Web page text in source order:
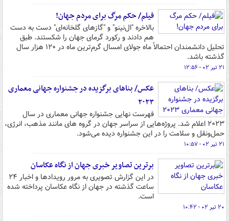
فیلم/ حکم مرگ برای مردم جهان!
بالاخره "ال‌نینو" و "گازهای گلخانه‌ای" دست به دست
هم دادند و رکورد گرمای جهان را شکستند. طبق
تحلیل دانشمندان احتمالاً ماه جولای امسال گرم‌ترین ماه در ۱۲۰ هزار سال
گذشته باشد.
۲۱ تیر ۰۲ - ۱۲:۵۶
عکس/ بناهای برگزیده در جشنواره جهانی معماری
۲۰۲۳
فهرست نهایی جشنواره جهانی معماری در سال
۲۰۲۳ اعلام شد. پروژه‌هایی از سراسر جهان در گروه های مانند مذهب، انرژی،
حمل‌ونقل و سلامت را در این جشنواره دیده می‌شود.
۲۱ تیر ۰۲ - ۱۰:۵۷
برترین تصاویر خبری جهان از نگاه عکاسان
در این گزارش تصویری به مرور رویدادها و اخبار ۲۴
ساعت گذشته در جهان از نگاه عکاسان پرداخته شده
است.
۲۰ تیر ۰۲ - ۱۰:۴۲